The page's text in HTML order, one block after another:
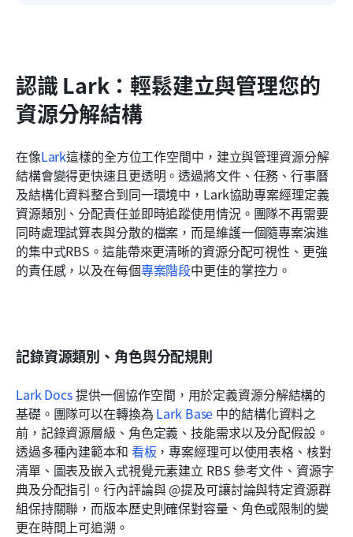
認識 Lark：輕鬆建立與管理您的
資源分解結構
在像Lark這樣的全方位工作空間中，建立與管理資源分解
結構會變得更快速且更透明。透過將文件、任務、行事曆
及結構化資料整合到同一環境中，Lark協助專案經理定義
資源類別、分配責任並即時追蹤使用情況。團隊不再需要
同時處理試算表與分散的檔案，而是維護一個隨專案演進
的集中式RBS。這能帶來更清晰的資源分配可視性、更強
的責任感，以及在每個專案階段中更佳的掌控力。
記錄資源類別、角色與分配規則
Lark Docs 提供一個協作空間，用於定義資源分解結構的
基礎。團隊可以在轉換為 Lark Base 中的結構化資料之
前，記錄資源層級、角色定義、技能需求以及分配假設。
透過多種內建範本和 看板 ，專案經理可以使用表格、核對
清單、圖表及嵌入式視覺元素建立 RBS 參考文件、資源字
典及分配指引。行內評論與 @提及可讓討論與特定資源群
組保持關聯，而版本歷史則確保對容量、角色或限制的變
更在時間上可追溯。